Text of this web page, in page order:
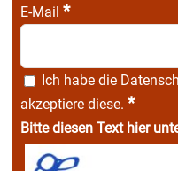
E-Mail *
Ich habe die
akzeptiere diese. *
Bitte diesen Text hier